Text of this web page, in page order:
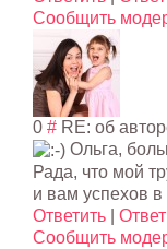
Сообщить
0 # RE: об
Ольга,
Рада, что мой
и вам успехов
Ответить
Сообщить